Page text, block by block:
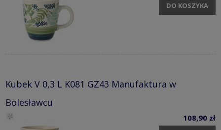
DO KOSZYKA
Kubek V 0,3 L K081 GZ43 Manufaktura w
Bolesławcu
108,90 zł